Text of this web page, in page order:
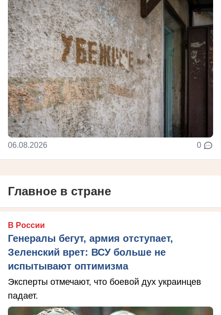
06.08.2026 0
Главное в стране
В России
Генералы бегут, армия отступает,
Зеленский врет: ВСУ больше не
испытывают оптимизма
Эксперты отмечают, что боевой дух украинцев
падает.